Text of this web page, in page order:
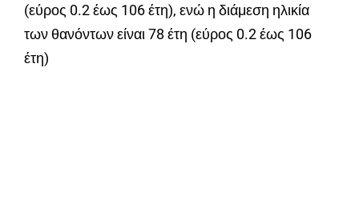
(εύρος 0.2 έως 106 έτη), ενώ η διάμεση ηλικία
των θανόντων είναι 78 έτη (εύρος 0.2 έως 106
έτη)